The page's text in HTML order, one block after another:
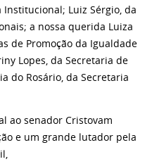
Institucional; Luiz Sérgio, da
a nossa querida Luiza
de Promoção da Igualdade
Lopes, da Secretaria de
do Rosário, da Secretaria
ao senador Cristovam
e um grande lutador pela